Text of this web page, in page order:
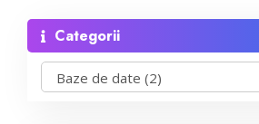
Reseller Radio SonicPanel SHOUTcast
WebHosting
Categorii